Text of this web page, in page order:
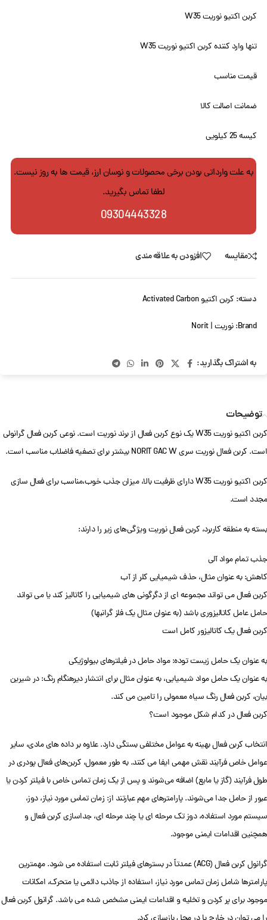
کربن اکتیو نوریت W35
تنها وارد کننده کربن اکتیو نوریت W35
قیمت مناسب
ضمانت اصالت کالا
کیسه 25 کیلویی
به علت وارداتی بودن برخی محصولات و نوسان ارز، قیمت ها به روز نیست.
لطفا تماس بگیرید.
09304443328
مقایسه افزودن به علاقه مندی
دسته: کربن اکتیو Activated Carbon
Brand: نوریت | Norit
به اشتراک بگذارید:
توضیحات
کربن اکتیو نوریت W35 یک نوع کربن فعال از برند نوریت است. نوعی کربن فعال گرانولی
است. کربن فعال نوریت سری NORIT GAC W بیشتر برای تصفیه فاضلاب مناسب است.
کربن اکتیو نوریت W35 دارای ظرفیت بالا، میزان جذب خوب،مناسب برای فعال سازی
مجدد است.
بسته به منطقه کاربرد، کربن‌ فعال نوریت ویژگی‌های زیر را دارند:
جذب تمام مواد آلی
کاهش: به عنوان مثال، حذف شیمیایی کلر از آب
کربن فعال می تواند مجموعه ای از دگرگونی های شیمیایی را کاتالیز کند یا می تواند
حامل عامل کاتالیزوری باشد (به عنوان مثال یک فلز گرانبها)
کربن فعال یک کاتالیزور کامل است
به عنوان یک حامل زیست توده: مواد حامل در فیلترهای بیولوژیکی
به عنوان یک حامل مواد شیمیایی، به عنوان مثال برای انتشار دیرهنگام رنگ: در شیرین
بیان، کربن فعال رنگ سیاه معمولی را تامین می کند.
کربن فعال در کدام شکل موجود است؟
انتخاب کربن فعال بهینه به عوامل مختلفی بستگی دارد. علاوه بر داده های مادی، سایر
عوامل خاص فرآیند نقش مهمی ایفا می کنند. به طور معمول، کربن‌های فعال پودری در
طول فرآیند (گاز یا مایع) اضافه می‌شوند و پس از یک زمان تماس خاص با فیلتر کردن یا
عبور از حامل جدا می‌شوند. پارامترهای مهم عبارتند از: زمان تماس مورد نیاز، دوز،
سیستم مورد استفاده، دوز تک مرحله ای یا چند مرحله ای، جداسازی کربن فعال و
همچنین اقدامات ایمنی موجود.
گرانول کربن فعال (ACG) عمدتاً در بسترهای فیلتر ثابت استفاده می شود. مهمترین
پارامترها شامل زمان تماس مورد نیاز، استفاده از جاذب دائمی یا متحرک، امکانات
موجود برای پر کردن و تخلیه و اقدامات ایمنی مشخص شده می باشد. گرانول کربن فعال